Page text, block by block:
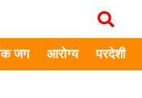
जग आरोग्य परदेशी